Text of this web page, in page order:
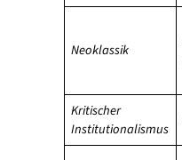
Neoklassik
Kritischer
Institutionalismus